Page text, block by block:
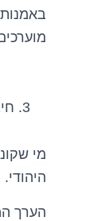
מי
הערך